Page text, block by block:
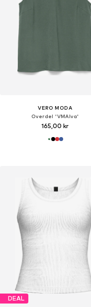
VERO MODA
Overdel 'VMAlva'
165,00 kr
DEAL